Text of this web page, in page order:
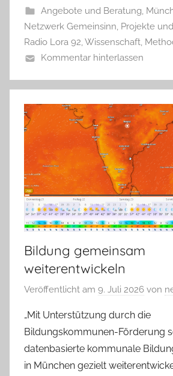
Angebote und Beratung,
Netzwerk Gemeinsinn, Projekte
Radio Lora 92,Wissenschaft,
Kommentar hinterlassen
Bildung gemeinsam
weiterentwickeln
Veröffentlicht am 9. Juli 2026 von
„Mit Unterstützung durch die
Bildungskommunen-Förderung
datenbasierte kommunale
in München gezielt